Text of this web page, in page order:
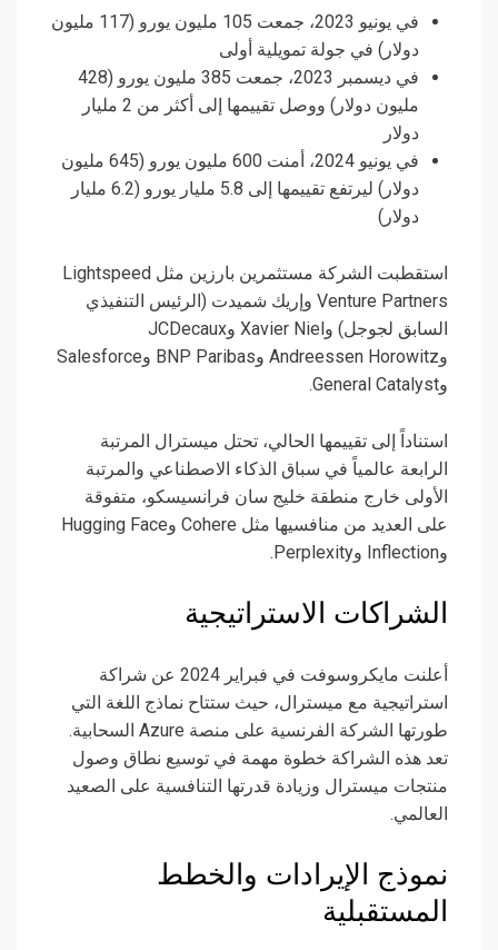
في يونيو 2023، جمعت 105 مليون يورو (117 مليون
دولار) في جولة تمويلية أولى
في ديسمبر 2023، جمعت 385 مليون يورو (428
مليون دولار) ووصل تقييمها إلى أكثر من 2 مليار
دولار
في يونيو 2024، أمنت 600 مليون يورو (645 مليون
دولار) ليرتفع تقييمها إلى 5.8 مليار يورو (6.2 مليار
دولار)
استقطبت الشركة مستثمرين بارزين مثل Lightspeed
Venture Partners وإريك شميدت (الرئيس التنفيذي
السابق لجوجل) وXavier Niel وJCDecaux
وAndreessen Horowitz وBNP Paribas وSalesforce
وGeneral Catalyst.
استناداً إلى تقييمها الحالي، تحتل ميسترال المرتبة
الرابعة عالمياً في سباق الذكاء الاصطناعي والمرتبة
الأولى خارج منطقة خليج سان فرانسيسكو، متفوقة
على العديد من منافسيها مثل Cohere وHugging Face
وInflection وPerplexity.
الشراكات الاستراتيجية
أعلنت مايكروسوفت في فبراير 2024 عن شراكة
استراتيجية مع ميسترال، حيث ستتاح نماذج اللغة التي
طورتها الشركة الفرنسية على منصة Azure السحابية.
تعد هذه الشراكة خطوة مهمة في توسيع نطاق وصول
منتجات ميسترال وزيادة قدرتها التنافسية على الصعيد
العالمي.
نموذج الإيرادات والخطط
المستقبلية